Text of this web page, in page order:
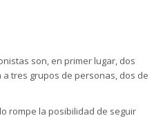
son, en primer lugar, dos
tres grupos de personas, dos de
rompe la posibilidad de seguir